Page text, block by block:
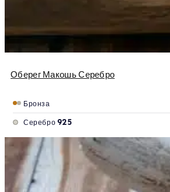
Оберег Макошь Серебро
Бронза
Серебро 925